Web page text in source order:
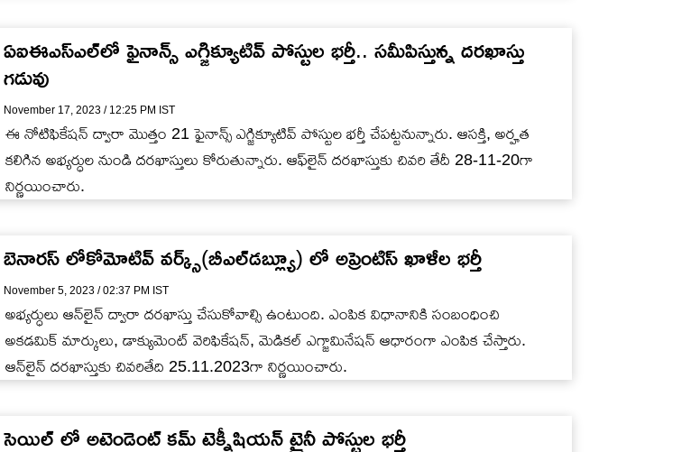
ఏఐఈఎస్‌ఎల్‌లో ఫైనాన్స్‌ ఎగ్జిక్యూటివ్‌ పోస్టుల భర్తీ.. సమీపిస్తున్న దరఖాస్తు
గడువు
November 17, 2023 / 12:25 PM IST
ఈ నోటిఫికేషన్ ద్వారా మొత్తం 21 ఫైనాన్స్‌ ఎగ్జిక్యూటివ్‌ పోస్టుల భర్తీ చేపట్టనున్నారు. ఆసక్తి, అర్హత
కలిగిన అభ్యర్ధుల నుండి దరఖాస్తులు కోరుతున్నారు. ఆఫ్‌లైన్‌ దరఖాస్తుకు చివరి తేదీ 28-11-20గా
నిర్ణయించారు.
బెనారస్ లోకోమోటివ్ వర్క్స్(బీఎల్‌డబ్ల్యూ) లో అప్రెంటిస్ ఖాళీల భర్తీ
November 5, 2023 / 02:37 PM IST
అభ్యర్ధులు ఆన్‌లైన్ ద్వారా దరఖాస్తు చేసుకోవాల్సి ఉంటుంది. ఎంపిక విధానానికి సంబంధించి
అకడమిక్‌ మార్కులు, డాక్యుమెంట్ వెరిఫికేషన్, మెడికల్ ఎగ్జామినేషన్ ఆధారంగా ఎంపిక చేస్తారు.
ఆన్‌లైన్ దరఖాస్తుకు చివరితేది 25.11.2023గా నిర్ణయించారు.
సెయిల్ లో అటెండెంట్‌ కమ్‌ టెక్నీషియన్‌ ట్రైనీ పోస్టుల భర్తీ